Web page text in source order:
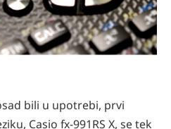
bili u upotrebi, prvi
Casio fx-991RS X, se tek